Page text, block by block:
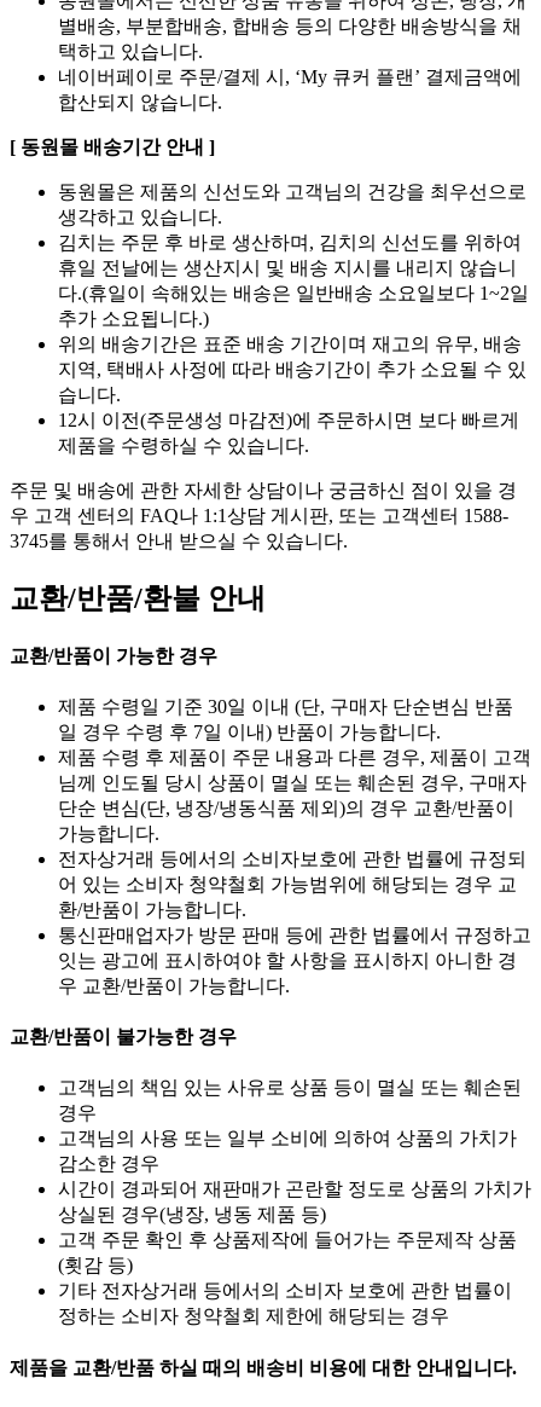
별배송, 부분합배송, 합배송 등의 다양한 배송방식을 채
택하고 있습니다.
네이버페이로 주문/결제 시, ‘My 큐커 플랜’ 결제금액에
합산되지 않습니다.
[ 동원몰 배송기간 안내 ]
동원몰은 제품의 신선도와 고객님의 건강을 최우선으로
생각하고 있습니다.
김치는 주문 후 바로 생산하며, 김치의 신선도를 위하여
휴일 전날에는 생산지시 및 배송 지시를 내리지 않습니
다.(휴일이 속해있는 배송은 일반배송 소요일보다 1~2일
추가 소요됩니다.)
위의 배송기간은 표준 배송 기간이며 재고의 유무, 배송
지역, 택배사 사정에 따라 배송기간이 추가 소요될 수 있
습니다.
12시 이전(주문생성 마감전)에 주문하시면 보다 빠르게
제품을 수령하실 수 있습니다.
주문 및 배송에 관한 자세한 상담이나 궁금하신 점이 있을 경
우 고객 센터의 FAQ나 1:1상담 게시판, 또는 고객센터 1588-
3745를 통해서 안내 받으실 수 있습니다.
교환/반품/환불 안내
교환/반품이 가능한 경우
제품 수령일 기준 30일 이내 (단, 구매자 단순변심 반품
일 경우 수령 후 7일 이내) 반품이 가능합니다.
제품 수령 후 제품이 주문 내용과 다른 경우, 제품이 고객
님께 인도될 당시 상품이 멸실 또는 훼손된 경우, 구매자
단순 변심(단, 냉장/냉동식품 제외)의 경우 교환/반품이
가능합니다.
전자상거래 등에서의 소비자보호에 관한 법률에 규정되
어 있는 소비자 청약철회 가능범위에 해당되는 경우 교
환/반품이 가능합니다.
통신판매업자가 방문 판매 등에 관한 법률에서 규정하고
잇는 광고에 표시하여야 할 사항을 표시하지 아니한 경
우 교환/반품이 가능합니다.
교환/반품이 불가능한 경우
고객님의 책임 있는 사유로 상품 등이 멸실 또는 훼손된
경우
고객님의 사용 또는 일부 소비에 의하여 상품의 가치가
감소한 경우
시간이 경과되어 재판매가 곤란할 정도로 상품의 가치가
상실된 경우(냉장, 냉동 제품 등)
고객 주문 확인 후 상품제작에 들어가는 주문제작 상품
(횟감 등)
기타 전자상거래 등에서의 소비자 보호에 관한 법률이
정하는 소비자 청약철회 제한에 해당되는 경우
제품을 교환/반품 하실 때의 배송비 비용에 대한 안내입니다.